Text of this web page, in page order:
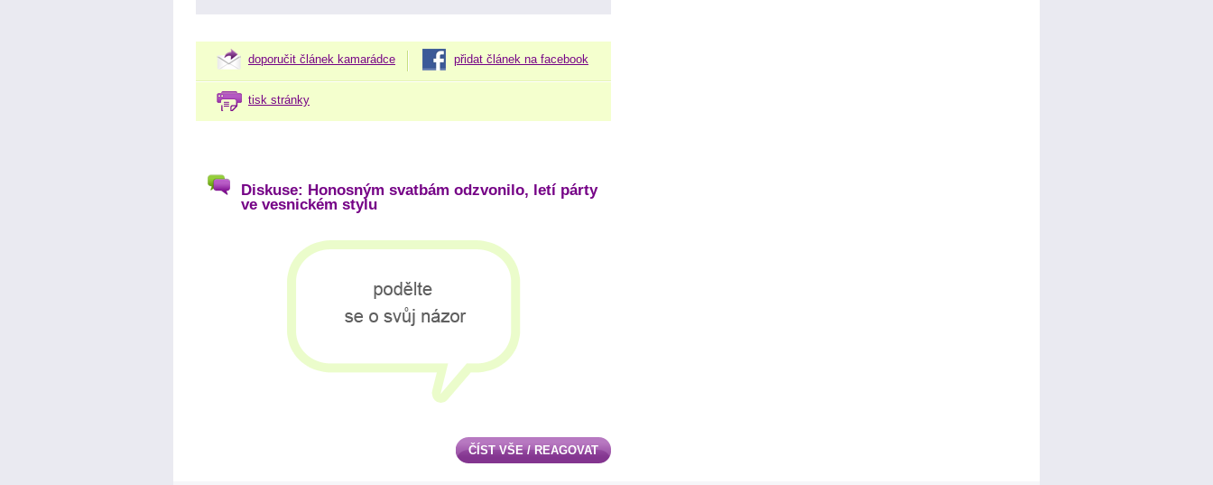
doporučit článek kamarádce přidat článek na facebook
tisk stránky
Diskuse: Honosným svatbám odzvonilo, letí párty
ve vesnickém stylu
ČÍST VŠE / REAGOVAT